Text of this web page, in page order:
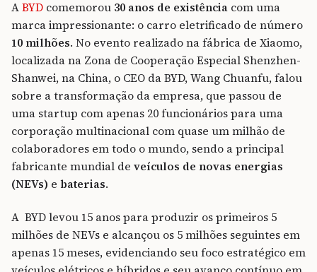
ABYD comemorou 30 anos de existência com uma
marca impressionante: o carro eletrificado de número
10 milhões. No evento realizado na fábrica de Xiaomo,
localizada na Zona de Cooperação Especial Shenzhen-
Shanwei, na China, o CEO da BYD, Wang Chuanfu, falou
sobre a transformação da empresa, que passou de
uma startup com apenas 20 funcionários para uma
corporação multinacional com quase um milhão de
colaboradores em todo o mundo, sendo a principal
fabricante mundial de veículos de novas energias
(NEVs) e baterias.
A BYD levou 15 anos para produzir os primeiros 5
milhões de NEVs e alcançou os 5 milhões seguintes em
apenas 15 meses, evidenciando seu foco estratégico em